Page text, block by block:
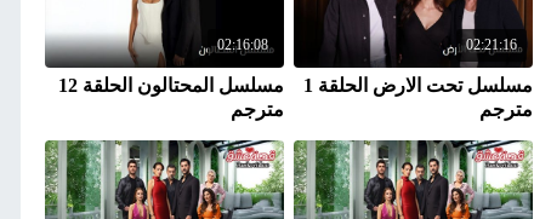
02:21:16
مسلسل تحت الارض الحلقة 1
مترجم
02:16:08
مسلسل المحتالون الحلقة 12
مترجم